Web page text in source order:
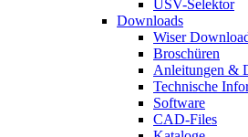
USV-Selektor
Downloads
Wiser
Broschüren
Anleitungen &
Technische
Software
CAD-Files